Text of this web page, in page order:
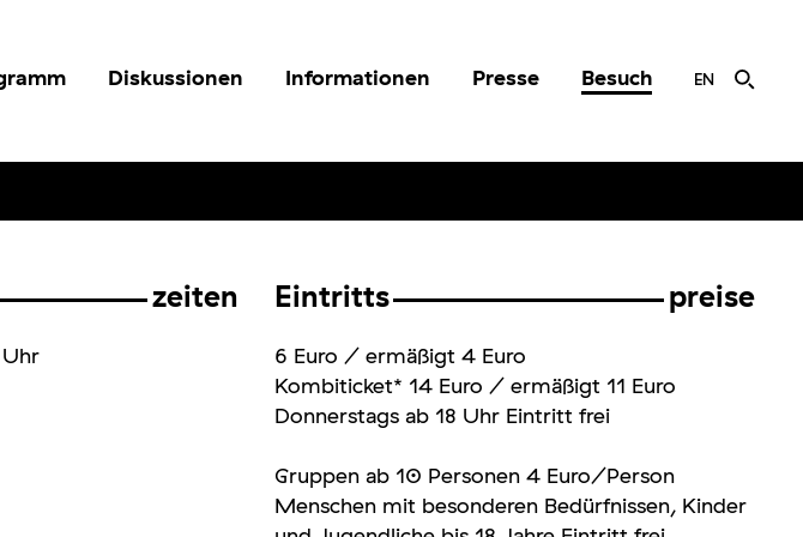
Diskussionen Informationen Presse Besuch EN
zeiten Eintritts preise
6 Euro /ermäßigt 4 Euro
Kombiticket* 14 Euro / ermäßigt 11 Euro
Donnerstags ab 18 Uhr Eintritt frei
Gruppen ab 10 Personen 4 Euro/Person
Menschen mit besonderen Bedürfnissen, Kinder